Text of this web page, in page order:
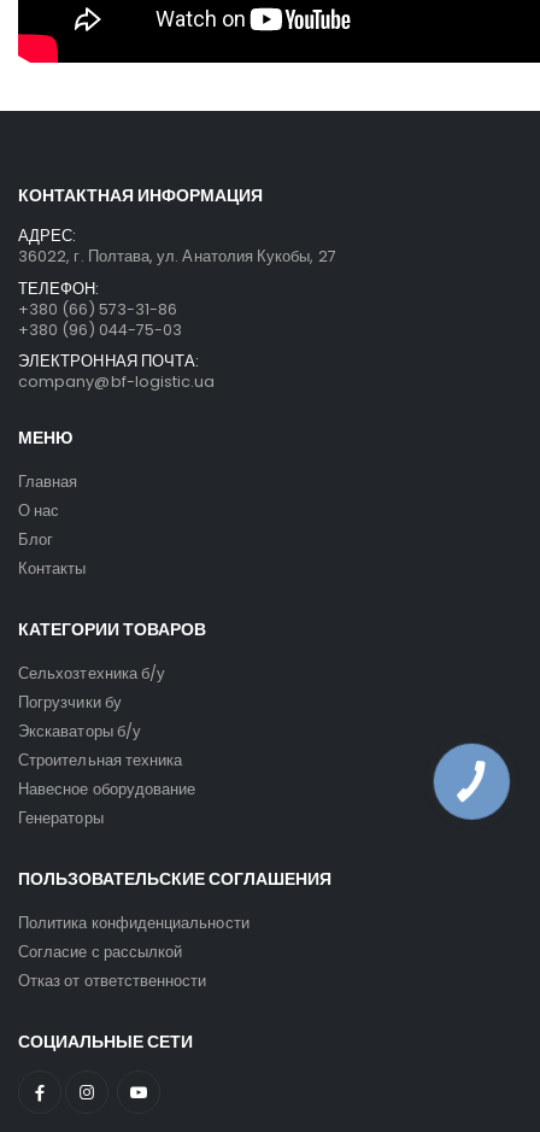
КОНТАКТНАЯ ИНФОРМАЦИЯ
АДРЕС:
36022, г. Полтава, ул. Анатолия Кукобы, 27
ТЕЛЕФОН:
+380 (66) 573-31-86
+380 (96) 044-75-03
ЭЛЕКТРОННАЯ ПОЧТА:
company@bf-logistic.ua
МЕНЮ
Главная
О нас
Блог
Контакты
КАТЕГОРИИ ТОВАРОВ
Сельхозтехника б/у
Погрузчики бу
Экскаваторы б/у
Строительная техника
Навесное оборудование
Генераторы
ПОЛЬЗОВАТЕЛЬСКИЕ СОГЛАШЕНИЯ
Политика конфиденциальности
Согласие с рассылкой
Отказ от ответственности
СОЦИАЛЬНЫЕ СЕТИ